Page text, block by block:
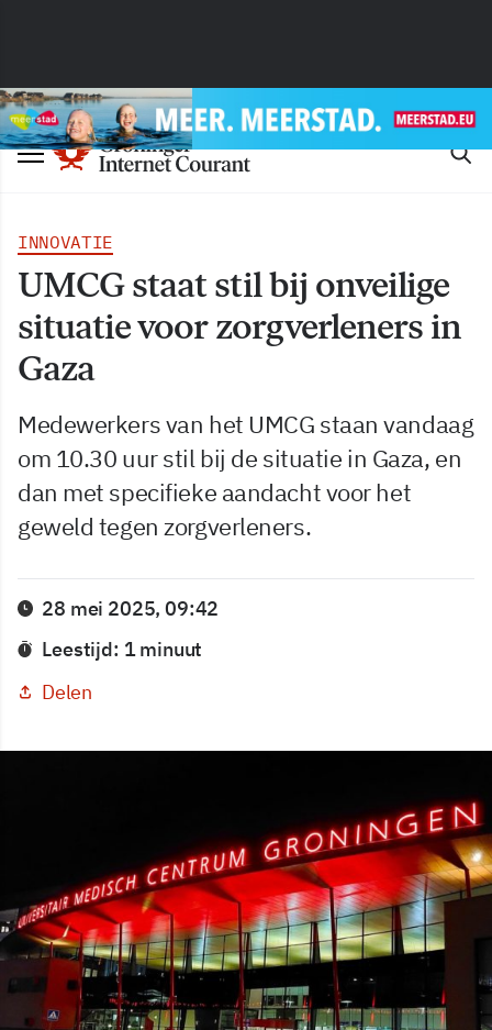
INNOVATIE
UMCG staat stil bij onveilige
situatie voor zorgverleners in
Gaza
Medewerkers van het UMCG staan vandaag
om 10.30 uur stil bij de situatie in Gaza, en
dan met specifieke aandacht voor het
geweld tegen zorgverleners.
28 mei 2025, 09:42
Leestijd: 1 minuut
Delen